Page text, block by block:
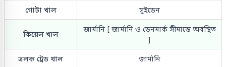
গোটা খাল সুইডেন
কিয়েল খাল
জার্মানি [ জার্মানি ও ডেনমার্ক সীমান্তে অবস্থিত
]
ত্রলক ট্রেড খাল জার্মানি